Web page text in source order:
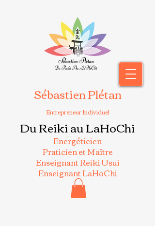
Sébastien Plétan
Entrepreneur Individuel
Du Reiki au LaHoChi
Energéticien
Praticien et Maître
Enseignant Reiki Usui
Enseignant LaHoChi